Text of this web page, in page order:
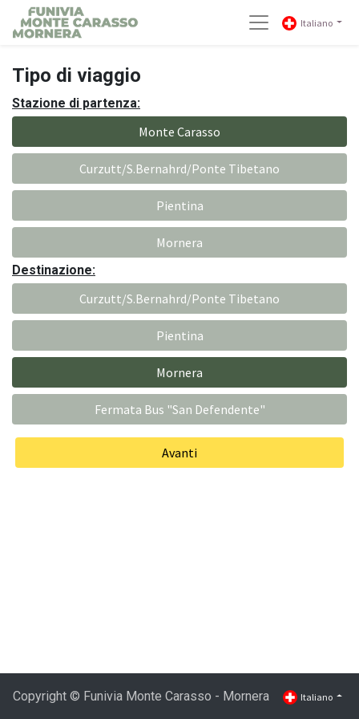
Italiano
Tipo di viaggio
Stazione di partenza:
Monte Carasso
Curzutt/S.Bernahrd/Ponte Tibetano
Pientina
Mornera
Destinazione:
Curzutt/S.Bernahrd/Ponte Tibetano
Pientina
Mornera
Fermata Bus "San Defendente"
Avanti
Copyright © Funivia Monte Carasso - Mornera Italiano